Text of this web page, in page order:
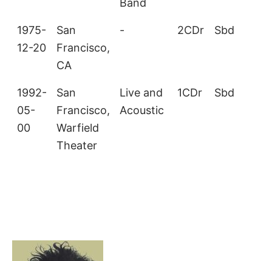
Band
1975-
12-20
San
Francisco,
CA
- 2CDr Sbd
1992-
05-
00
San
Francisco,
Warfield
Theater
Live and
Acoustic
1CDr Sbd